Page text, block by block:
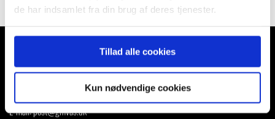
de har indsamlet fra din brug af deres tjenester.
Tillad alle cookies
Kun nødvendige cookies
+45 75 73 82 47
E-mail:post@gmvas.dk